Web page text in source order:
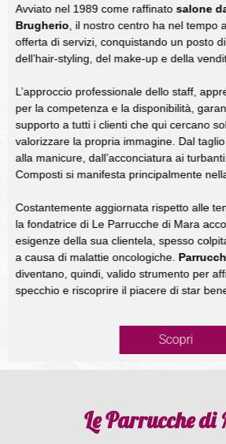
Avviato nel 1989 come raffinato salone
Brugherio , il nostro centro ha nel tempo
offerta di servizi, conquistando un posto
dell’hair-styling, del make-up e della
L’approccio professionale dello staff,
per la competenza e la disponibilità,
supporto a tutti i clienti che qui cercano
valorizzare la propria immagine. Dal
alla manicure, dall’acconciatura ai
Composti si manifesta principalmente
Costantemente aggiornata rispetto alle
la fondatrice di Le Parrucche di Mara
esigenze della sua clientela, spesso
a causa di malattie oncologiche.
diventano, quindi, valido strumento per
specchio e riscoprire il piacere di star
Scopri
Le Parrucche di